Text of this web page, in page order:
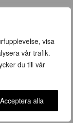
visa
vår trafik.
du till vår
Acceptera alla